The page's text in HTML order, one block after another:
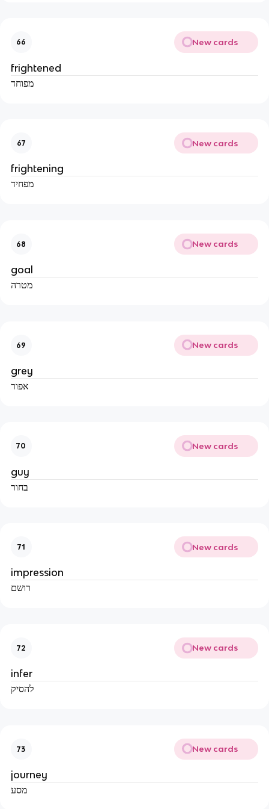
66 New cards
frightened
מפוחד
67 New cards
frightening
מפחיד
68 New cards
goal
מטרה
69 New cards
grey
אפור
70 New cards
guy
בחור
71 New cards
impression
רושם
72 New cards
infer
להסיק
73 New cards
journey
מסע